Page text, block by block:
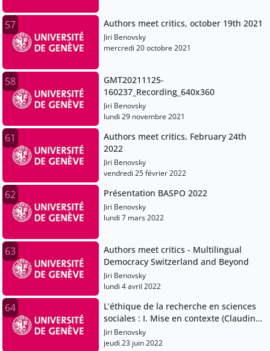
57 Authors meet critics, october 19th 2021
Jiri Benovsky
mercredi 20 octobre 2021
58
GMT20211125-
160237_Recording_640x360
Jiri Benovsky
lundi 29 novembre 2021
61
Authors meet critics, February 24th
2022
Jiri Benovsky
vendredi 25 février 2022
62 Présentation BASPO 2022
Jiri Benovsky
lundi 7 mars 2022
63
Authors meet critics - Multilingual
Democracy Switzerland and Beyond
Jiri Benovsky
lundi 4 avril 2022
64
L’éthique de la recherche en sciences
sociales : I. Mise en contexte (Claudine
Burton-Jeangros)
Jiri Benovsky
jeudi 23 juin 2022